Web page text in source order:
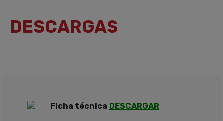
DESCARGAS
Ficha técnica DESCARGAR